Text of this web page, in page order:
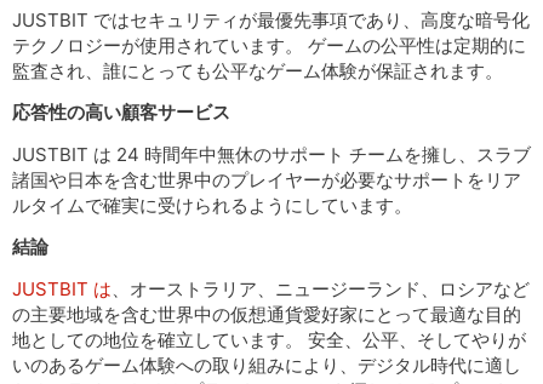
JUSTBIT ではセキュリティが最優先事項であり、高度な暗号化
テクノロジーが使用されています。 ゲームの公平性は定期的に
監査され、誰にとっても公平なゲーム体験が保証されます。
応答性の高い顧客サービス
JUSTBIT は 24 時間年中無休のサポート チームを擁し、スラブ
諸国や日本を含む世界中のプレイヤーが必要なサポートをリア
ルタイムで確実に受けられるようにしています。
結論
JUSTBIT は 、オーストラリア、ニュージーランド、ロシアなど
の主要地域を含む世界中の仮想通貨愛好家にとって最適な目的
地としての地位を確立しています。 安全、公平、そしてやりが
いのあるゲーム体験への取り組みにより、デジタル時代に適し